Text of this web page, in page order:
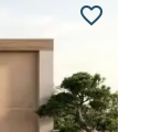
favorite_border